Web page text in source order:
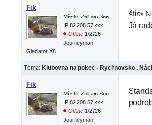
Fik
Město: Zell am See
IP:82.208.57.xxx
Offline 1/2726
Journeyman
Gladiator X8
štír>
Já
Téma: Klubovna na pokec - Rychnovsko ,
Fik
Město: Zell am See
IP:82.208.57.xxx
Offline 1/2726
Journeyman